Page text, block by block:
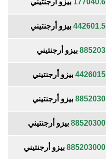
177040.6 بيزو أرجنتيني
442601.5 بيزو أرجنتيني
885203 بيزو أرجنتيني
4426015 بيزو أرجنتيني
8852030 بيزو أرجنتيني
88520300 بيزو أرجنتيني
885203000 بيزو أرجنتيني